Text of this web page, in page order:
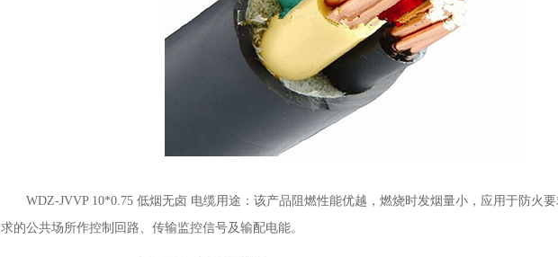
WDZ-JVVP 10*0.75 低烟无卤 电缆用途：该产品阻燃性能优越，燃烧时发烟量小，应用于防火要
求的公共场所作控制回路、传输监控信号及输配电能。